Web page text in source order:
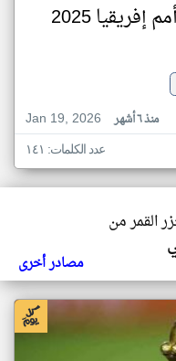
2025
Jan 19, 2026
منذ ٦ أشهر
عدد الكلمات: ١٤١
القمر من
مصادر أخرى